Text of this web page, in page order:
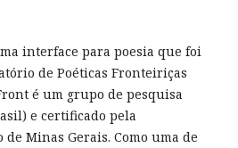
interface para poesia que foi
de Poéticas Fronteiriças
é um grupo de pesquisa
e certificado pela
Minas Gerais. Como uma de